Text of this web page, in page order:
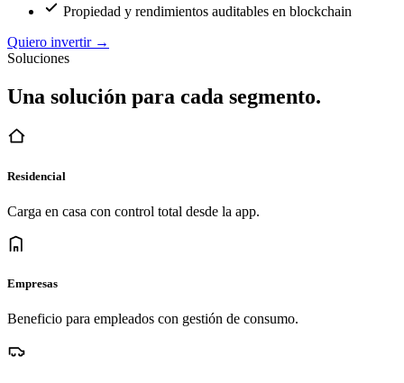
Propiedad y rendimientos auditables en blockchain
Quiero invertir →
Soluciones
Una solución para cada segmento.
Residencial
Carga en casa con control total desde la app.
Empresas
Beneficio para empleados con gestión de consumo.